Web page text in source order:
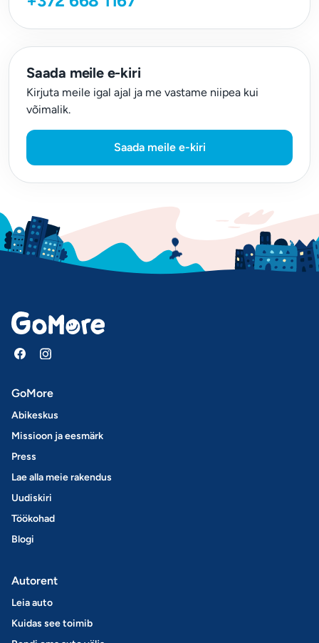
Saada meile e-kiri
Kirjuta meile igal ajal ja me vastame niipea kui
võimalik.
Saada meile e-kiri
GoMore
Abikeskus
Missioon ja eesmärk
Press
Lae alla meie rakendus
Uudiskiri
Töökohad
Blogi
Autorent
Leia auto
Kuidas see toimib